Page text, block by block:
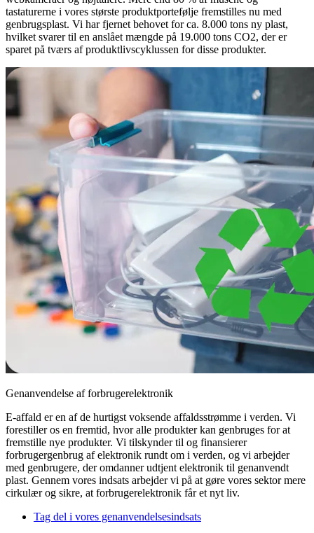
tastaturerne i vores største produktportefølje fremstilles nu med
genbrugsplast. Vi har fjernet behovet for ca. 8.000 tons ny plast,
hvilket svarer til en anslået mængde på 19.000 tons CO2, der er
sparet på tværs af produktlivscyklussen for disse produkter.
Genanvendelse af forbrugerelektronik
E-affald er en af de hurtigst voksende affaldsstrømme i verden. Vi
forestiller os en fremtid, hvor alle produkter kan genbruges for at
fremstille nye produkter. Vi tilskynder til og finansierer
forbrugergenbrug af elektronik rundt om i verden, og vi arbejder
med genbrugere, der omdanner udtjent elektronik til genanvendt
plast. Gennem vores indsats arbejder vi på at gøre vores sektor mere
cirkulær og sikre, at forbrugerelektronik får et nyt liv.
Tag del i vores genanvendelsesindsats